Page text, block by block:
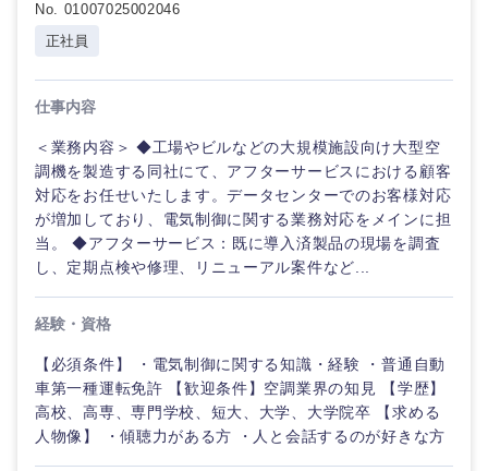
No. 01007025002046
正社員
仕事内容
＜業務内容＞ ◆工場やビルなどの大規模施設向け大型空
調機を製造する同社にて、アフターサービスにおける顧客
対応をお任せいたします。データセンターでのお客様対応
が増加しており、電気制御に関する業務対応をメインに担
当。 ◆アフターサービス：既に導入済製品の現場を調査
し、定期点検や修理、リニューアル案件など...
経験・資格
【必須条件】 ・電気制御に関する知識・経験 ・普通自動
車第一種運転免許 【歓迎条件】空調業界の知見 【学歴】
高校、高専、専門学校、短大、大学、大学院卒 【求める
人物像】 ・傾聴力がある方 ・人と会話するのが好きな方